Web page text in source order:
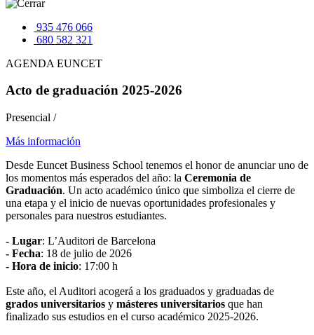
935 476 066
680 582 321
AGENDA EUNCET
Acto de graduación 2025-2026
Presencial /
Más información
Desde Euncet Business School tenemos el honor de anunciar uno de
los momentos más esperados del año: la Ceremonia de
Graduación. Un acto académico único que simboliza el cierre de
una etapa y el inicio de nuevas oportunidades profesionales y
personales para nuestros estudiantes.
- Lugar: L’Auditori de Barcelona
- Fecha: 18 de julio de 2026
- Hora de inicio: 17:00 h
Este año, el Auditori acogerá a los graduados y graduadas de
grados universitarios y másteres universitarios que han
finalizado sus estudios en el curso académico 2025-2026.